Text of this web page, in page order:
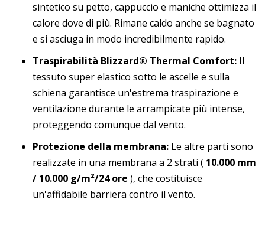
sintetico su petto, cappuccio e maniche ottimizza il
calore dove di più. Rimane caldo anche se bagnato
e si asciuga in modo incredibilmente rapido.
Traspirabilità Blizzard® Thermal Comfort: Il
tessuto super elastico sotto le ascelle e sulla
schiena garantisce un'estrema traspirazione e
ventilazione durante le arrampicate più intense,
proteggendo comunque dal vento.
Protezione della membrana: Le altre parti sono
realizzate in una membrana a 2 strati ( 10.000 mm
/ 10.000 g/m²/24 ore ), che costituisce
un'affidabile barriera contro il vento.